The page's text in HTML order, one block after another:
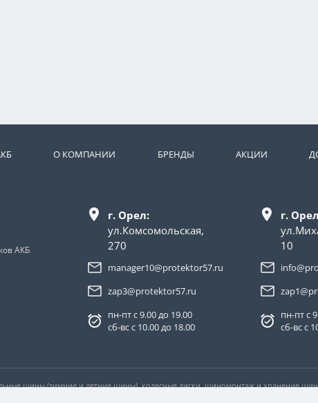
О КОМПАНИИ БРЕНДЫ АКЦИИ
АКБ
г. Орел:
ул.Комсомольская,
270
manager10@protektor57.ru
zap3@protektor57.ru
пн-пт с 9.00 до 19.00
сб-вс с 10.00 до 18.00
г.
10
пн-пт с
сб-вс с
шины (зимние и летние шины), колесные диски, шиномонтаж и хранение